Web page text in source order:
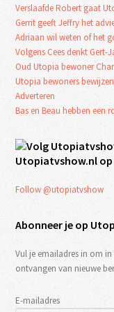
Verslaafde Robert gaat
Gerrit geeft Jeffry het
Adriaan wil weten of het
Volgens Cees denkt Gert-
Oud Utopia bewoner
Utopia bewoners
Adverteren
Bas en Beau hebben een
Utopiatvshow.nl
Follow @utopiatvshow
Abonneer je op
Vul je emailadres in om
ontvangen van nieuwe
E-mailadres